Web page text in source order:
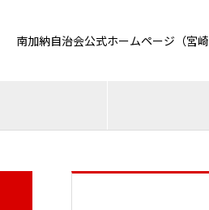
南加納自治会公式ホームページ（宮崎